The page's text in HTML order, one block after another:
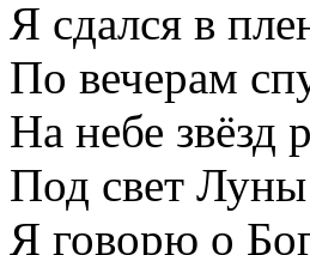
Я сдался в
По вечерам
На небе звёзд
Под свет
Я говорю о